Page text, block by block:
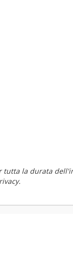
la durata